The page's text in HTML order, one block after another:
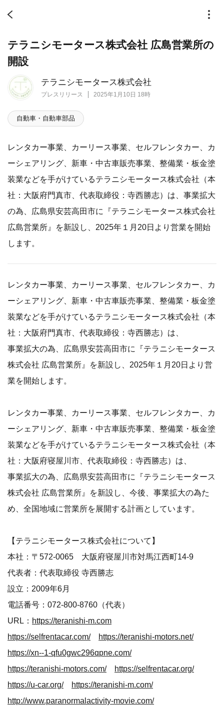
テラニシモータース株式会社
プレスリリース 2025年1月10日 18時
テラニシモータース株式会社 広島営業所の
開設
自動車・自動車部品
レンタカー事業、カーリース事業、セルフレンタカー、カ
ーシェアリング、新車・中古車販売事業、整備業・板金塗
装業などを手がけているテラニシモータース株式会社（本
社：大阪府門真市、代表取締役：寺西勝志）は、事業拡大
の為、広島県安芸高田市に『テラニシモータース株式会社
広島営業所』を新設し、2025年１月20日より営業を開始
します。
レンタカー事業、カーリース事業、セルフレンタカー、カ
ーシェアリング、新車・中古車販売事業、整備業・板金塗
装業などを手がけているテラニシモータース株式会社（本
社：大阪府門真市、代表取締役：寺西勝志）は、
事業拡大の為、広島県安芸高田市に『テラニシモータース
株式会社 広島営業所』を新設し、2025年１月20日より営
業を開始します。
レンタカー事業、カーリース事業、セルフレンタカー、カ
ーシェアリング、新車・中古車販売事業、整備業・板金塗
装業などを手がけているテラニシモータース株式会社（本
社：大阪府寝屋川市、代表取締役：寺西勝志）は、
事業拡大の為、広島県安芸高田市に『テラニシモータース
株式会社 広島営業所』を新設し、今後、事業拡大の為た
め、全国地域に営業所を展開する計画としています。
【テラニシモータース株式会社について】
本社：〒572-0065 大阪府寝屋川市対馬江西町14-9
代表者：代表取締役 寺西勝志
設立：2009年6月
電話番号：072-800-8760（代表）
URL： https://teranishi-m.com
https://selfrentacar.com/
https://teranishi-motors.net/
https://xn--1-qfu0gwc296qpne.com/
https://teranishi-motors.com/
https://selfrentacar.org/
https://u-car.org/
https://teranishi-m.com/
http://www.paranormalactivity-movie.com/